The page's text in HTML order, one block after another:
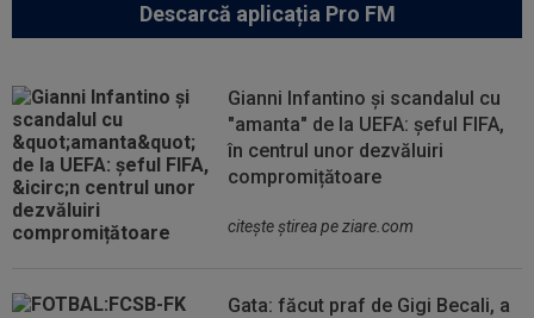
Descarcă aplicația Pro FM
Gianni Infantino și scandalul cu
"amanta" de la UEFA: șeful FIFA,
în centrul unor dezvăluiri
compromițătoare
citeşte ştirea pe ziare.com
Gata: făcut praf de Gigi Becali, a